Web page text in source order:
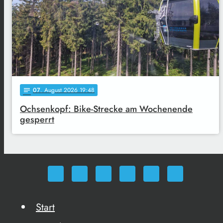
notes 07. August 2026 19:48
Ochsenkopf: Bike-Strecke am Wochenende
gesperrt
Start